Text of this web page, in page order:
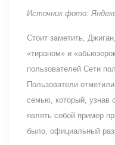
Источник фото:
Стоит заметить,
«тираном» и
пользователей Сети
Пользователи
семью, который, узнав
являть собой пример
было, официальный